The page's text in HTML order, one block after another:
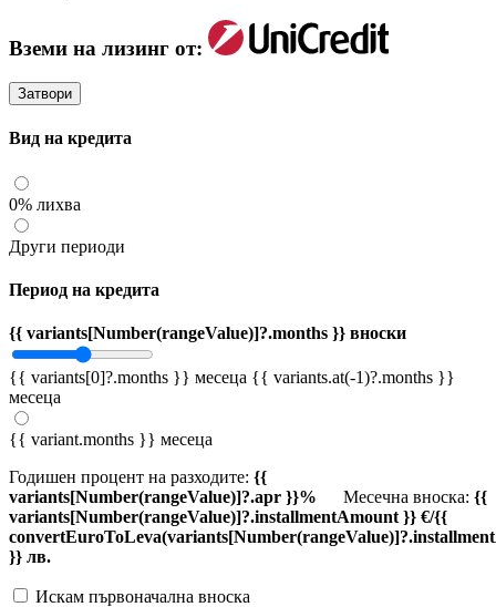
Вземи на лизинг от:
Затвори
Вид на кредита
0% лихва
Други периоди
Период на кредита
{{ variants[Number(rangeValue)]?.months }} вноски
{{ variants[0]?.months }} месеца {{ variants.at(-1)?.months }}
месеца
{{ variant.months }} месеца
Годишен процент на разходите: {{
variants[Number(rangeValue)]?.apr }}%
Месечна вноска: {{
variants[Number(rangeValue)]?.installmentAmount }} €/{{
}} лв.
Искам първоначална вноска